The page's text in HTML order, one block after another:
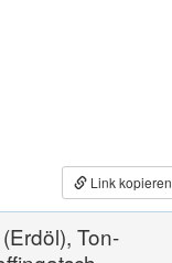
Link kopieren
Ton-